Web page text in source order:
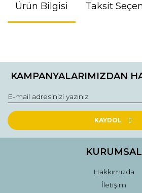
Ürün Bilgisi Taksit
konularda yetersiz gördüğünüz
Görüş ve önerileriniz için teşekkür
Ürün resmi kalitesiz, bozuk veya
Ürün açıklamasında eksik bilgiler
Ürün fiyatı diğer sitelerden daha pahalı.
KAMPANYALARIMIZDAN
KAYDOL
KURUMSAL
Hakkımızda
İletişim